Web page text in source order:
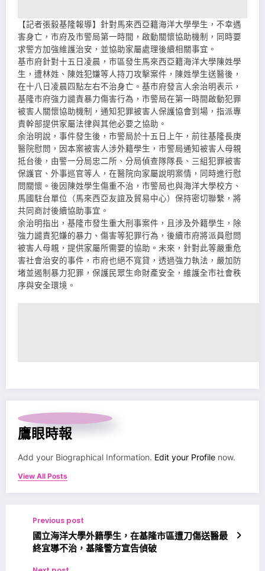
【記者張毅基隆報導】針對馬來西亞籍海洋大學學生，不幸遇
害身亡，市府及市警局第一時間，啟動關懷協助機制，同時要
求警方加強維護治安，並協助家屬處理後續相關事宜。
基市府針對十五日凌晨，市區發生馬來西亞籍海洋大學陳姓學
生，遭林姓、陳姓犯嫌等人持刀攻擊案件，陳姓學生送醫後，
在十八日凌晨四點左右不治身亡。基市府發言人余治明表示，
基隆市府強力譴責暴力傷害行為，市警局在第一時間啟動犯罪
被害人關懷協助機制，通知犯罪被害人保護協會到場，指派專
責幹部提供家屬法律與其他必要之協助。
余治明說，事件發生後，市警局於十五日上午，前往基隆長庚
醫院慰問，因本案被害人涉外籍學生，市警局通知被害人母親
抵台後，由警一分局忠二所、分局偵查隊隊長、三組犯罪被害
保護官、外事巡官等人，在醫院向家屬說明案情，同時進行慰
問關懷。後因陳姓學生傷重不治，市警局也與海洋大學校方、
馬國駐台單位（馬來西亞友誼及貿易中心）保持密切聯繫，將
共同商討後續協助事宜。
余治明指出，基隆市發生重大刑事案件，且涉及外籍學生，除
強力譴責犯嫌的暴力、傷害等犯罪行為，後續市府將派員慰問
被害人母親，提供家屬所需要的協助。未來，針對此等嚴重危
害社會治安的事件，市府也絕不寬貸，透過強力執法，嚴加防
堵並遏制暴力犯罪，保護民眾生命財產安全，維護全市社會秩
序與安全環境。
鷹眼時報
Add your Biographical Information. Edit your Profile now.
View All Posts
Previous post
國立海洋大學外籍學生，在基隆市區遭刀傷送醫最
終宜導不治，基隆警方宣告偵破